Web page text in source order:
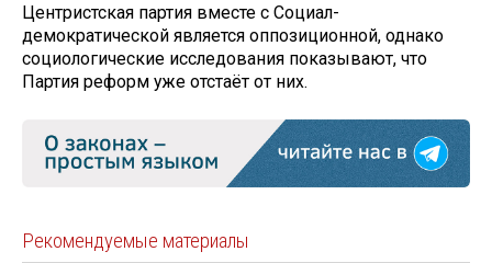
Центристская партия вместе с Социал-
демократической является оппозиционной, однако
социологические исследования показывают, что
Партия реформ уже отстаёт от них.
Рекомендуемые материалы